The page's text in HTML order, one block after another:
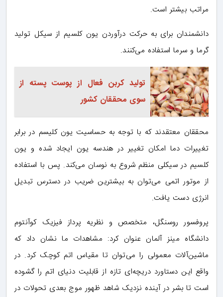
مراتب بیشتر است.
دانشمندان برای به حرکت درآوردن یون کلسیم از سیکل تولید
گرما و سرما استفاده می‌کنند.
تولید کربن فعال از پوست پسته از
سوی محققان کشور
محققان معتقدند که با توجه به حساسیت یون کلیسم در برابر
تغییرات دما امکان تغییر در هندسه یون ایجاد شده و یون
کلسیم در سیکلی منظم شروع به نوسان می‌کند. پس با استفاده
از موتور اتمی می‌توان به بیشترین ضریب در دسترس تبدیل
انرژی دست یافت.
پروفسور روسنگل، متخصص و نظریه پرداز فیزیک کوآنتوم
دانشگاه مینز آلمان عنوان کرد: مشاهدات ما نشان داد که
ماشین‌آلات معمولی را می‌توان تا مقیاس اتم کوچک کرد. در
واقع این دستاورد دریچه‌ای تازه از قابلیت دنیای اتم را گشوده
است تا بشر در آینده نزدیک شاهد ظهور موج بعدی تحولات در